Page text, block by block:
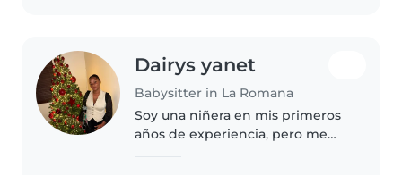
Dairys yanet
Babysitter in La Romana
Soy una niñera en mis primeros
años de experiencia, pero me
preescolares. Me considero